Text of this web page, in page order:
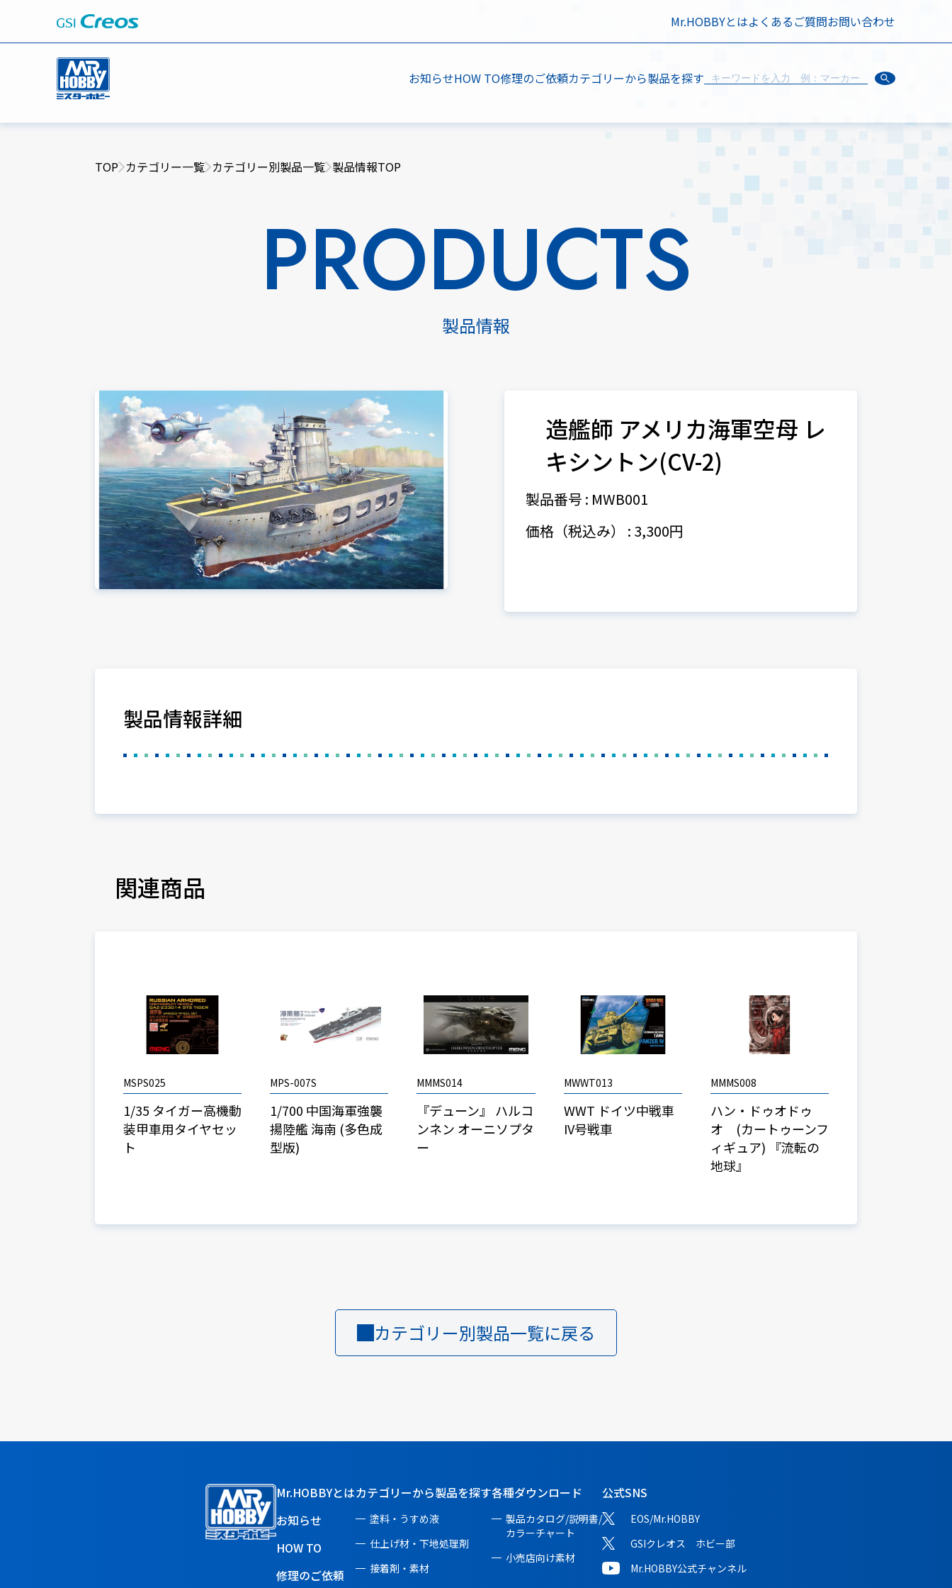
Mr.HOBBYとはよくあるご質問お問い合わせ
お知らせHOW TO修理のご依頼カテゴリーから製品を探す
TOP カテゴリー一覧 カテゴリー別製品一覧 製品情報TOP
PRODUCTS
製品情報
造艦師 アメリカ海軍空母 レ
キシントン(CV-2)
製品番号 : MWB001
価格（税込み） : 3,300円
製品情報詳細
関連商品
MSPS025
1/35 タイガー高機動
装甲車用タイヤセッ
ト
MPS-007S
1/700 中国海軍強襲
揚陸艦 海南 (多色成
型版)
MMMS014
『デューン』 ハルコ
ンネン オーニソプタ
ー
MWWT013
WWT ドイツ中戦車
IV号戦車
MMMS008
ハン・ドゥオドゥ
オ (カートゥーンフ
ィギュア) 『流転の
地球』
カテゴリー別製品一覧に戻る
Mr.HOBBYとは
お知らせ
HOW TO
修理のご依頼
カテゴリーから製品を探す
塗料・うすめ液
仕上げ材・下地処理剤
接着剤・素材
各種ダウンロード
製品カタログ/説明書/
カラーチャート
小売店向け素材
公式SNS
EOS/Mr.HOBBY
GSIクレオス ホビー部
Mr.HOBBY公式チャンネル